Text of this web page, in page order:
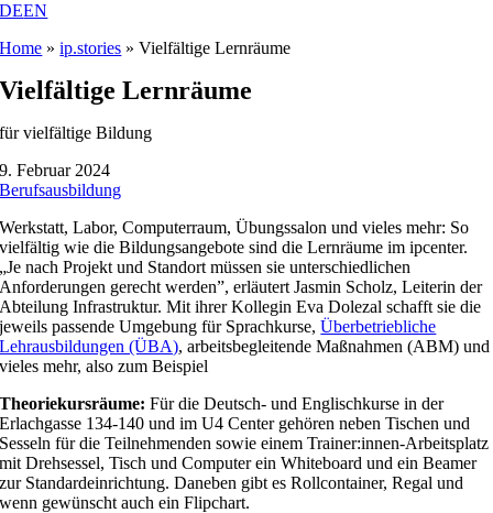
DEEN
Home »ip.stories »Vielfältige Lernräume
Vielfältige Lernräume
für vielfältige Bildung
9. Februar 2024
Berufsausbildung
Werkstatt, Labor, Computerraum, Übungssalon und vieles mehr: So
vielfältig wie die Bildungsangebote sind die Lernräume im ipcenter.
„Je nach Projekt und Standort müssen sie unterschiedlichen
Anforderungen gerecht werden”, erläutert Jasmin Scholz, Leiterin der
Abteilung Infrastruktur. Mit ihrer Kollegin Eva Dolezal schafft sie die
jeweils passende Umgebung für Sprachkurse,Überbetriebliche
Lehrausbildungen (ÜBA), arbeitsbegleitende Maßnahmen (ABM) und
vieles mehr, also zum Beispiel
Theoriekursräume: Für die Deutsch- und Englischkurse in der
Erlachgasse 134-140 und im U4 Center gehören neben Tischen und
Sesseln für die Teilnehmenden sowie einem Trainer:innen-Arbeitsplatz
mit Drehsessel, Tisch und Computer ein Whiteboard und ein Beamer
zur Standardeinrichtung. Daneben gibt es Rollcontainer, Regal und
wenn gewünscht auch ein Flipchart.